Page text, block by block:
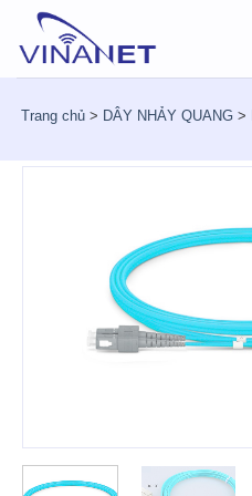
content
Trang chủ > DÂY NHẢY QUANG >